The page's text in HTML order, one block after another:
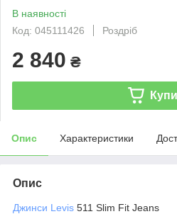
В наявності
Код: 045111426
Роздріб
2 840 ₴
Опис Характеристики
Опис
Джинси Levis 511 Slim Fit Jeans